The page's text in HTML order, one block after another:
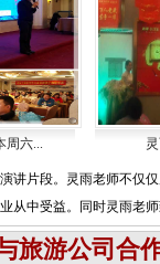
周六...
讲片段。灵雨老师不仅
从中受益。同时灵雨老
旅游公司合